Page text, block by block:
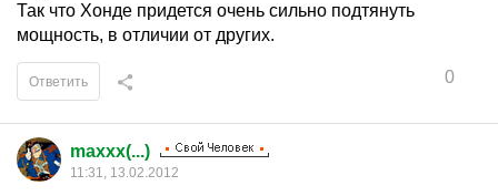
Так что Хонде придется очень сильно подтянуть
мощность, в отличии от других.
0
Ответить
maxxx(...)
11:31, 13.02.2012